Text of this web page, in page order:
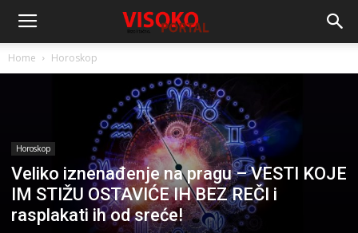
Home Horoskop
Horoskop
Veliko iznenađenje na pragu – VESTI KOJE
IM STIŽU OSTAVIĆE IH BEZ REČI i
rasplakati ih od sreće!